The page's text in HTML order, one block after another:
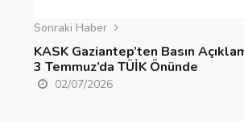
Sonraki Haber
KASK Gaziantep’ten Basın
3 Temmuz’da TÜİK Önünde
02/07/2026